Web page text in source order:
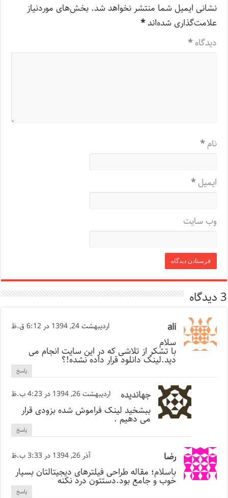
نشانی ایمیل شما منتشر نخواهد شد. بخش‌های موردنیاز
علامت‌گذاری شده‌اند*
دیدگاه*
نام*
ایمیل*
وب‌ سایت
3 دیدگاه
ali اردیبهشت 24, 1394 در 6:12 ق.ظ
سلام
با تشکر از تلاشی که در این سایت انجام می
دید.لینک دانلود قرار داده نشده!؟
پاسخ
جهاندیده اردیبهشت 26, 1394 در 4:23 ب.ظ
ببشخید لینک فراموش شده بزودی قرار
می دهیم .
پاسخ
رضا آذر 26, 1394 در 3:33 ب.ظ
باسلام؛ مقاله طراحی فیلترهای دیجیتالتان بسیار
خوب و جامع بود.دستتون درد نکنه
پاسخ